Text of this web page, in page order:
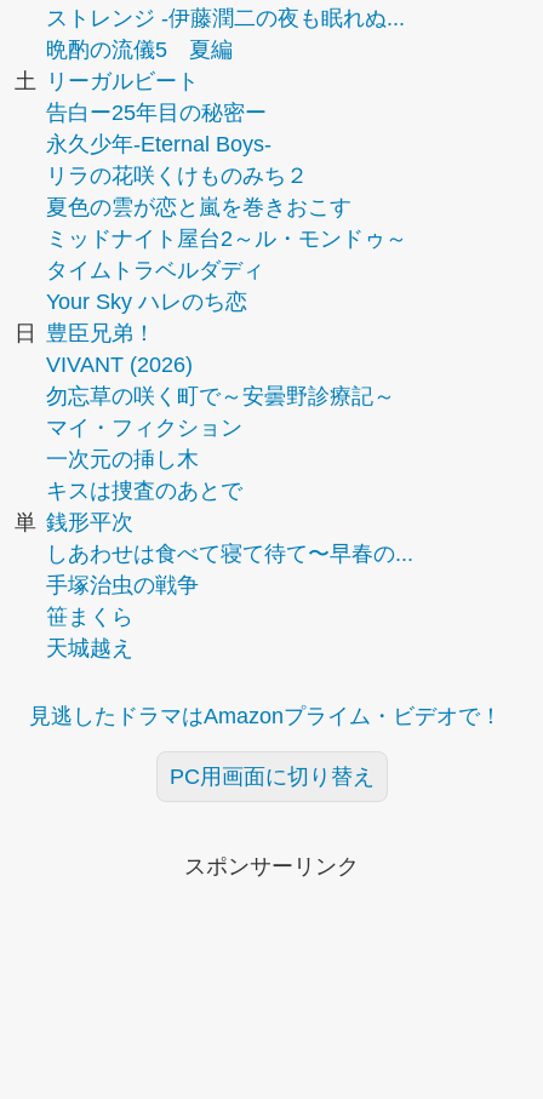
ストレンジ -伊藤潤二の夜も眠れぬ...
晩酌の流儀5 夏編
土
リーガルビート
告白ー25年目の秘密ー
永久少年-Eternal Boys-
リラの花咲くけものみち２
夏色の雲が恋と嵐を巻きおこす
ミッドナイト屋台2～ル・モンドゥ～
タイムトラベルダディ
Your Sky ハレのち恋
日
豊臣兄弟！
VIVANT (2026)
勿忘草の咲く町で～安曇野診療記～
マイ・フィクション
一次元の挿し木
キスは捜査のあとで
単 銭形平次
しあわせは食べて寝て待て〜早春の...
手塚治虫の戦争
笹まくら
天城越え
見逃したドラマはAmazonプライム・ビデオで！
PC用画面に切り替え
スポンサーリンク